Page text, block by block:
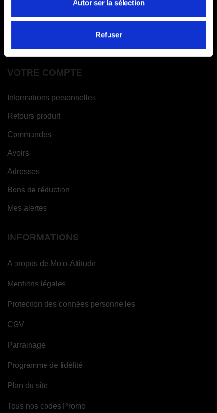
Autoriser la sélection
Refuser
Paiements en x fois
VOTRE COMPTE
Informations personnelles
Retours produit
Commandes
Avoirs
Adresses
Bons de réduction
Mes alertes
INFORMATIONS
A propos de Moto-Attitude
Mentions légales
Protection des données personnelles
CGV
Parrainage
Programme de fidélité
Plan du site
Tous nos codes Promo